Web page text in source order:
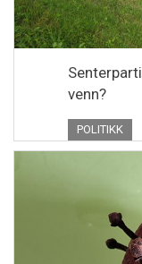
venn?
POLITIKK